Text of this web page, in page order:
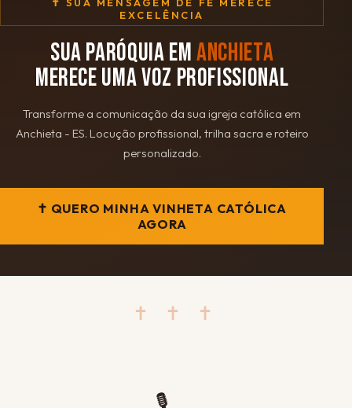
EXCELÊNCIA
SUA PARÓQUIA EMANCHIETA
MERECE UMA VOZ PROFISSIONAL
Transforme a comunicação da sua igreja católica em
Anchieta - ES. Locução profissional, trilha sacra e roteiro
personalizado.
✝ QUERO MINHA VINHETA CATÓLICA
AGORA
✝ ✝ ✝